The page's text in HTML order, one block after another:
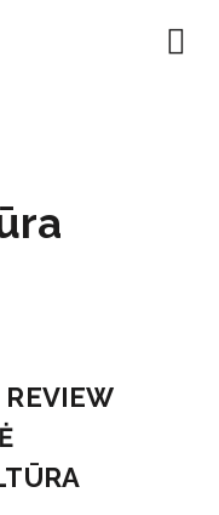
REVIEW